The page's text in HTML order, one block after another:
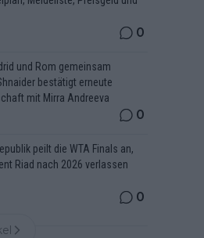
0
und Rom gemeinsam
bestätigt erneute
mit Mirra Andreeva
0
peilt die WTA Finals an,
Riad nach 2026 verlassen
0